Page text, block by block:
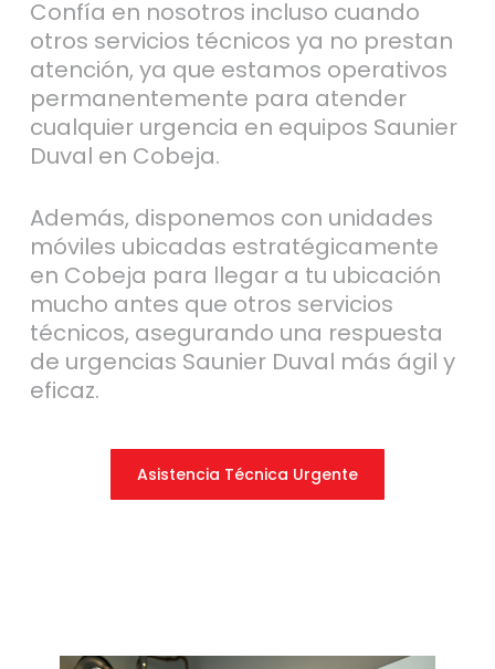
Confía en nosotros incluso cuando
otros servicios técnicos ya no prestan
atención, ya que estamos operativos
permanentemente para atender
cualquier urgencia en equipos Saunier
Duval en Cobeja.
Además, disponemos con unidades
móviles ubicadas estratégicamente
en Cobeja para llegar a tu ubicación
mucho antes que otros servicios
técnicos, asegurando una respuesta
de urgencias Saunier Duval más ágil y
eficaz.
Asistencia Técnica Urgente